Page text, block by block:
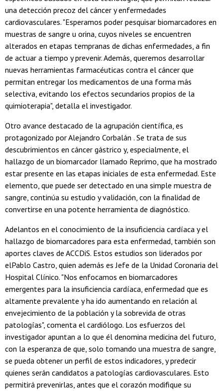
una detección precoz del cáncer y enfermedades
cardiovasculares. "Esperamos poder pesquisar biomarcadores en
muestras de sangre u orina, cuyos niveles se encuentren
alterados en etapas tempranas de dichas enfermedades, a fin
de actuar a tiempo y prevenir. Además, queremos desarrollar
nuevas herramientas farmacéuticas contra el cáncer que
permitan entregar los medicamentos de una forma más
selectiva, evitando los efectos secundarios propios de la
quimioterapia", detalla el investigador.
Otro avance destacado de la agrupación científica, es
protagonizado por Alejandro Corbalán . Se trata de sus
descubrimientos en cáncer gástrico y, especialmente, el
hallazgo de un biomarcador llamado Reprimo, que ha mostrado
estar presente en las etapas iniciales de esta enfermedad. Este
elemento, que puede ser detectado en una simple muestra de
sangre, continúa su estudio y validación, con la finalidad de
convertirse en una potente herramienta de diagnóstico.
Adelantos en el conocimiento de la insuficiencia cardíaca y el
hallazgo de biomarcadores para esta enfermedad, también son
aportes claves de ACCDiS. Estos estudios son liderados por
elPablo Castro, quien además es Jefe de la Unidad Coronaria del
Hospital Clínico. "Nos enfocamos en biomarcadores
emergentes para la insuficiencia cardíaca, enfermedad que es
altamente prevalente y ha ido aumentando en relación al
envejecimiento de la población y la sobrevida de otras
patologías", comenta el cardiólogo. Los esfuerzos del
investigador apuntan a lo que él denomina medicina del futuro,
con la esperanza de que, solo tomando una muestra de sangre,
se pueda obtener un perfil de estos indicadores, y predecir
quienes serán candidatos a patologías cardiovasculares. Esto
permitirá prevenirlas, antes que el corazón modifique su